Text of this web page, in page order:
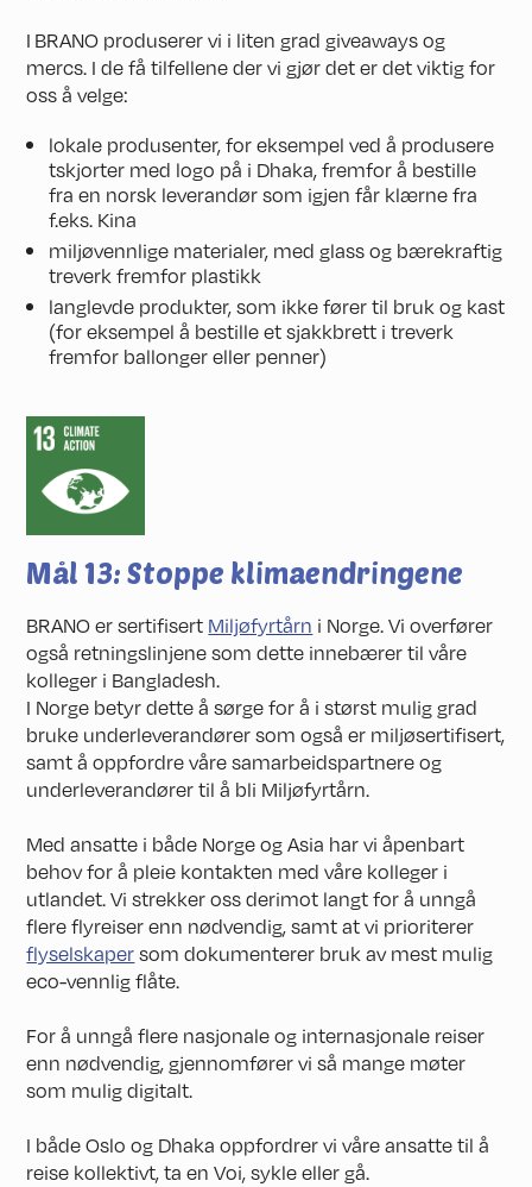
I BRANO produserer vi i liten grad giveaways og
mercs. I de få tilfellene der vi gjør det er det viktig for
oss å velge:
lokale produsenter, for eksempel ved å produsere
tskjorter med logo på i Dhaka, fremfor å bestille
fra en norsk leverandør som igjen får klærne fra
f.eks. Kina
miljøvennlige materialer, med glass og bærekraftig
treverk fremfor plastikk
langlevde produkter, som ikke fører til bruk og kast
(for eksempel å bestille et sjakkbrett i treverk
fremfor ballonger eller penner)
Mål 13: Stoppe klimaendringene
BRANO er sertifisert Miljøfyrtårn i Norge. Vi overfører
også retningslinjene som dette innebærer til våre
kolleger i Bangladesh.
I Norge betyr dette å sørge for å i størst mulig grad
bruke underleverandører som også er miljøsertifisert,
samt å oppfordre våre samarbeidspartnere og
underleverandører til å bli Miljøfyrtårn.
Med ansatte i både Norge og Asia har vi åpenbart
behov for å pleie kontakten med våre kolleger i
utlandet. Vi strekker oss derimot langt for å unngå
flere flyreiser enn nødvendig, samt at vi prioriterer
flyselskapersom dokumenterer bruk av mest mulig
eco-vennlig flåte.
For å unngå flere nasjonale og internasjonale reiser
enn nødvendig, gjennomfører vi så mange møter
som mulig digitalt.
I både Oslo og Dhaka oppfordrer vi våre ansatte til å
reise kollektivt, ta en Voi, sykle eller gå.